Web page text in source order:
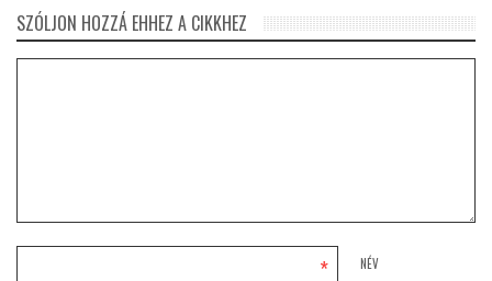
SZÓLJON HOZZÁ EHHEZ A CIKKHEZ
NÉV
*